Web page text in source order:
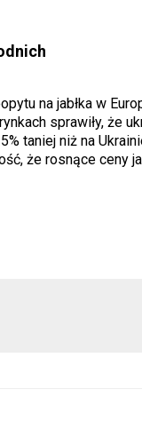
na jabłka w
sprawiły, że
taniej niż na
że rosnące ceny